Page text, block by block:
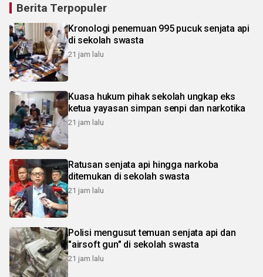
Berita Terpopuler
Kronologi penemuan 995 pucuk senjata api
di sekolah swasta
21 jam lalu
Kuasa hukum pihak sekolah ungkap eks
ketua yayasan simpan senpi dan narkotika
21 jam lalu
Ratusan senjata api hingga narkoba
ditemukan di sekolah swasta
21 jam lalu
Polisi mengusut temuan senjata api dan
"airsoft gun" di sekolah swasta
21 jam lalu